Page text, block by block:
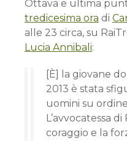
Ottava e ultima
tredicesima ora di
alle 23 circa, su
Lucia Annibali:
[È] la giovane
2013 è stata
uomini su
L’avvocatessa
coraggio e la